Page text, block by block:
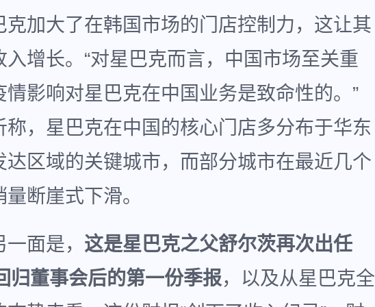
克加大了在韩国市场的门店控制力，这让其
入增长。“对星巴克而言，中国市场至关重
情影响对星巴克在中国业务是致命性的。”
称，星巴克在中国的核心门店多分布于华东
达区域的关键城市，而部分城市在最近几个
断崖式下滑。
面是， 这是星巴克之父舒尔茨再次出任
归董事会后的第一份季报，以及从星巴克全